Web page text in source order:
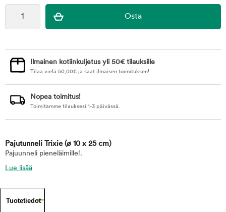
Ilmainen kotiinkuljetus yli 50€ tilauksille
Tilaa vielä 50,00€ ja saat ilmaisen toimituksen!
Nopea toimitus!
Toimitamme tilauksesi 1-3 päivässä.
Pajutunneli Trixie (ø 10 x 25 cm)
Pajuunneli pieneläimille!.
Lue lisää
Tuotetiedot